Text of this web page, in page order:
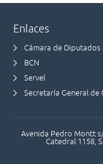
Enlaces
Cámara de Diputados
BCN
Servel
Secretaría General de
Avenida Pedro Montt
Catedral 1158,